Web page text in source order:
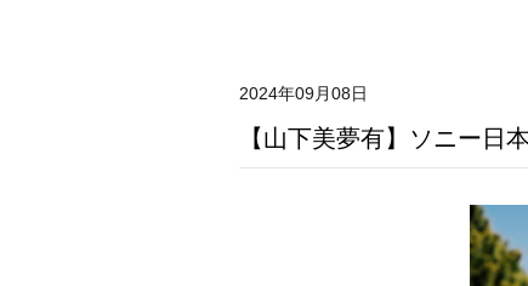
2024年09月08日
【山下美夢有】ソニー日